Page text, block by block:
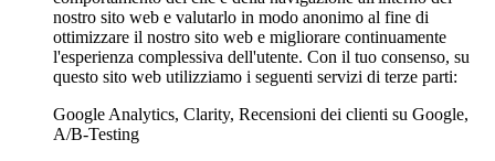
nostro sito web e valutarlo in modo anonimo al fine di
ottimizzare il nostro sito web e migliorare continuamente
l'esperienza complessiva dell'utente. Con il tuo consenso, su
questo sito web utilizziamo i seguenti servizi di terze parti:
Google Analytics, Clarity, Recensioni dei clienti su Google,
A/B-Testing